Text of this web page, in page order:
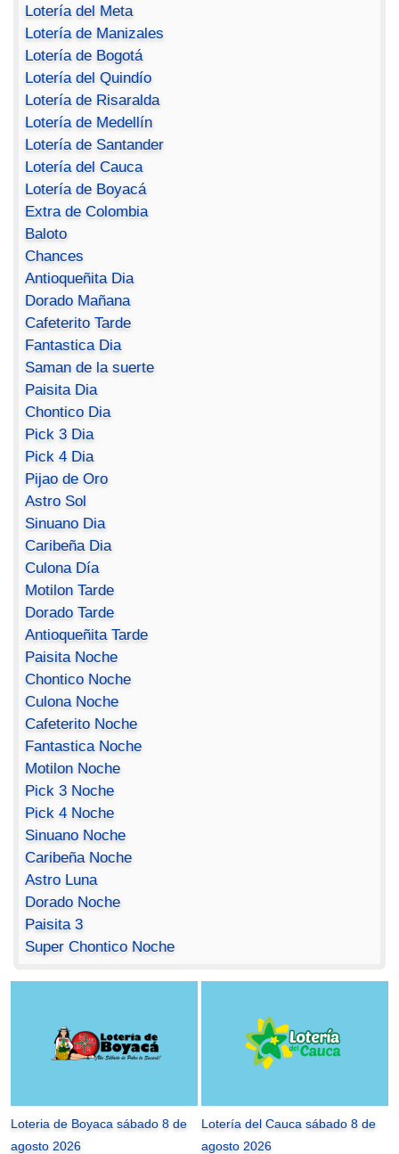
Lotería del Meta
Lotería de Manizales
Lotería de Bogotá
Lotería del Quindío
Lotería de Risaralda
Lotería de Medellín
Lotería de Santander
Lotería del Cauca
Lotería de Boyacá
Extra de Colombia
Baloto
Chances
Antioqueñita Dia
Dorado Mañana
Cafeterito Tarde
Fantastica Dia
Saman de la suerte
Paisita Dia
Chontico Dia
Pick 3 Dia
Pick 4 Dia
Pijao de Oro
Astro Sol
Sinuano Dia
Caribeña Dia
Culona Día
Motilon Tarde
Dorado Tarde
Antioqueñita Tarde
Paisita Noche
Chontico Noche
Culona Noche
Cafeterito Noche
Fantastica Noche
Motilon Noche
Pick 3 Noche
Pick 4 Noche
Sinuano Noche
Caribeña Noche
Astro Luna
Dorado Noche
Paisita 3
Super Chontico Noche
Loteria de Boyaca sábado 8 de
agosto 2026
Lotería del Cauca sábado 8 de
agosto 2026